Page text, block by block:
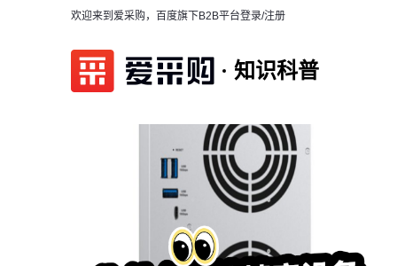
欢迎来到爱采购，百度旗下B2B平台登录/注册
知识科普